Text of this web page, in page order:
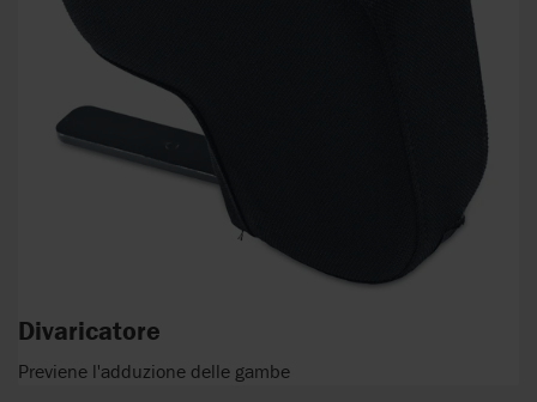
Divaricatore
Previene l'adduzione delle gambe